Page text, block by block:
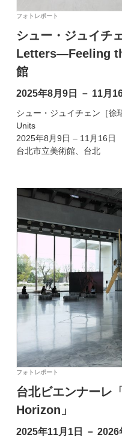
フォトレポート
シュー・ジュイチ
Letters—Feeling
館
2025年8月9日 － 11月
シュー・ジュイチェン［
Units
2025年8月9日 – 11月16日
台北市立美術館、台北
フォトレポート
台北ビエンナーレ
Horizon」
2025年11月1日 － 2026